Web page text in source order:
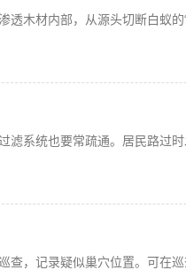
木材内部，从源头切断白蚁
滤系统也要常疏通。居民路过
查，记录疑似巢穴位置。可在